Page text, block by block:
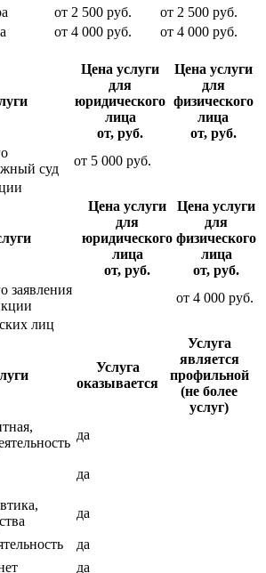
от 2 500 руб. от 2 500 руб.
от 4 000 руб. от 4 000 руб.
Цена услуги
для
юридического
лица
от, руб.
Цена услуги
для
физического
лица
от, руб.
суд
от 5 000 руб.
Цена услуги
для
юридического
лица
от, руб.
Цена услуги
для
физического
лица
от, руб.
заявления
от 4 000 руб.
лиц
Услуга
оказывается
Услуга
является
профильной
(не более
услуг)
да
да
да
да
да